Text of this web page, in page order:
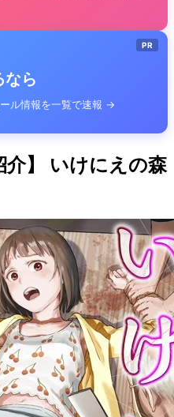
PR
ら
ル情報を一覧で速報 →
介】 いけにえの森